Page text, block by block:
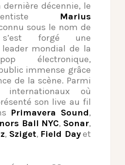
dernière décennie, le
Marius
sous le nom de
forgé une
mondial de la
électronique,
immense grâce
de la scène. Parmi
internationaux où
son live au fil
Primavera Sound,
Ball NYC, Sonar,
, Sziget, Field Dayet